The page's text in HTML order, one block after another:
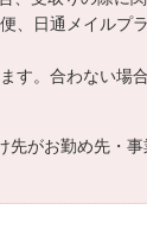
日通メイルプ
。合わない場
がお勤め先・